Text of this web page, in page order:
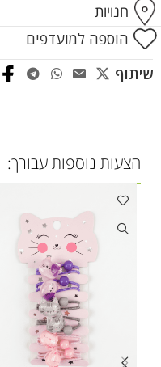
חנויות
הוספה למועדפים
שיתוף
הצעות נוספות עבורך: